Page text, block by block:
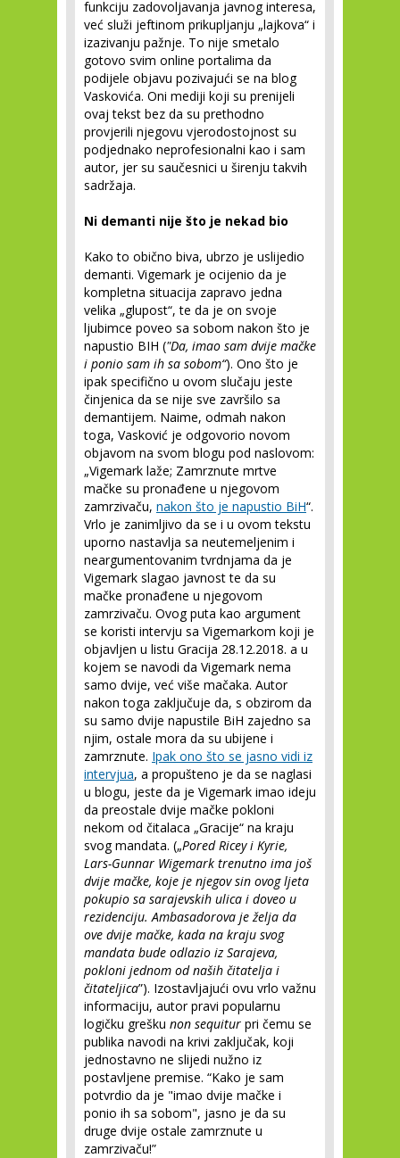
funkciju zadovoljavanja javnog interesa,
već služi jeftinom prikupljanju „lajkova“ i
izazivanju pažnje. To nije smetalo
gotovo svim online portalima da
podijele objavu pozivajući se na blog
Vaskovića. Oni mediji koji su prenijeli
ovaj tekst bez da su prethodno
provjerili njegovu vjerodostojnost su
podjednako neprofesionalni kao i sam
autor, jer su saučesnici u širenju takvih
sadržaja.
Ni demanti nije što je nekad bio
Kako to obično biva, ubrzo je uslijedio
demanti. Vigemark je ocijenio da je
kompletna situacija zapravo jedna
velika „glupost“, te da je on svoje
ljubimce poveo sa sobom nakon što je
napustio BIH ("Da, imao sam dvije mačke
i ponio sam ih sa sobom“). Ono što je
ipak specifično u ovom slučaju jeste
činjenica da se nije sve završilo sa
demantijem. Naime, odmah nakon
toga, Vasković je odgovorio novom
objavom na svom blogu pod naslovom:
„Vigemark laže; Zamrznute mrtve
mačke su pronađene u njegovom
zamrzivaču, nakon što je napustio BiH“.
Vrlo je zanimljivo da se i u ovom tekstu
uporno nastavlja sa neutemeljenim i
neargumentovanim tvrdnjama da je
Vigemark slagao javnost te da su
mačke pronađene u njegovom
zamrzivaču. Ovog puta kao argument
se koristi intervju sa Vigemarkom koji je
objavljen u listu Gracija 28.12.2018. a u
kojem se navodi da Vigemark nema
samo dvije, već više mačaka. Autor
nakon toga zaključuje da, s obzirom da
su samo dvije napustile BiH zajedno sa
njim, ostale mora da su ubijene i
zamrznute. Ipak ono što se jasno vidi iz
intervjua, a propušteno je da se naglasi
u blogu, jeste da je Vigemark imao ideju
da preostale dvije mačke pokloni
nekom od čitalaca „Gracije“ na kraju
svog mandata. („Pored Ricey i Kyrie,
Lars-Gunnar Wigemark trenutno ima još
dvije mačke, koje je njegov sin ovog ljeta
pokupio sa sarajevskih ulica i doveo u
rezidenciju. Ambasadorova je želja da
ove dvije mačke, kada na kraju svog
mandata bude odlazio iz Sarajeva,
pokloni jednom od naših čitatelja i
čitateljica”). Izostavljajući ovu vrlo važnu
informaciju, autor pravi popularnu
logičku grešku non sequitur pri čemu se
publika navodi na krivi zaključak, koji
jednostavno ne slijedi nužno iz
postavljene premise. “Kako je sam
potvrdio da je "imao dvije mačke i
ponio ih sa sobom", jasno je da su
druge dvije ostale zamrznute u
zamrzivaču!”